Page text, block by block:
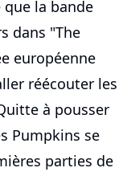
la bande
dans "The
européenne
réécouter les
à pousser
Pumpkins se
parties de